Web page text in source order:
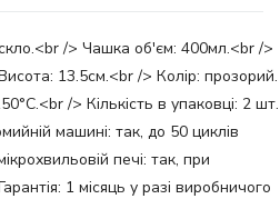
/> Чашка об'єм: 400мл.<br />
13.5см.<br /> Колір: прозорий.
/> Кількість в упаковці: 2 шт.
машині: так, до 50 циклів
печі: так, при
1 місяць у разі виробничого